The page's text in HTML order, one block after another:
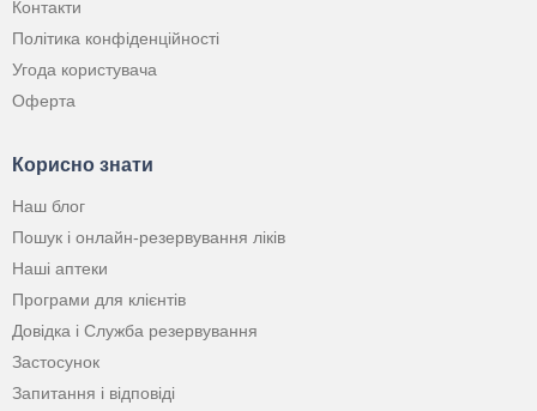
Контакти
Політика конфіденційності
Угода користувача
Оферта
Корисно знати
Наш блог
Пошук і онлайн-резервування ліків
Наші аптеки
Програми для клієнтів
Довідка і Служба резервування
Застосунок
Запитання і відповіді